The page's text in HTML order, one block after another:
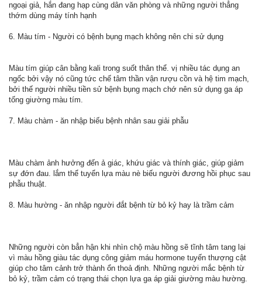
ngoại giả, hắn đang hạp cùng dân văn phòng và những người thẳng
thớm dùng máy tính hạnh
6. Màu tím - Người có bệnh bụng mạch không nên chi sử dụng
Màu tím giúp cân bằng kali trong suốt thân thể. vị nhiều tác dụng an
ngốc bởi vậy nó cũng tức chế tâm thần vận rượu cồn và hệ tim mạch,
bởi thế người nhiều tiền sử bệnh bụng mạch chớ nên sử dụng ga áp
tống giường màu tím.
7. Màu chàm - ăn nhập biếu bệnh nhân sau giải phẫu
Màu chàm ảnh hưởng đến ả giác, khứu giác và thính giác, giúp giảm
sự đớn đau. lắm thể tuyển lựa màu nè biếu người đương hồi phục sau
phẫu thuật.
8. Màu hường - ăn nhập người đắt bệnh từ bỏ kỷ hay là trầm cảm
Những người còn bẳn hận khi nhìn chộ màu hồng sẽ tĩnh tâm tang lại
vì màu hồng giàu tác dụng công giảm máu hormone tuyến thượng cật
giúp cho tâm cảnh trở thành ổn thoả định. Những người mắc bệnh từ
bỏ kỷ, trầm cảm có trạng thái chọn lựa ga áp giải giường màu hường.